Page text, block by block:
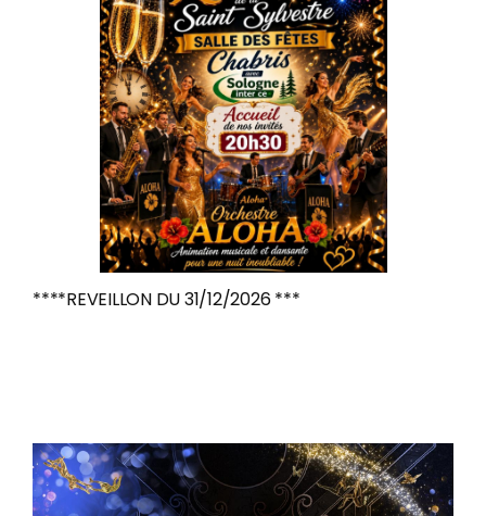
****REVEILLON DU 31/12/2026 ***